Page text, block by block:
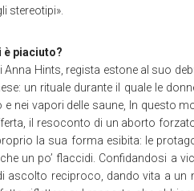
stereotipi».
è piaciuto?
Anna Hints, regista estone al suo
un rituale durante il quale le
nei vapori delle saune, In questo
il resoconto di un aborto
la sua forma esibita: le
un po’ flaccidi. Confidandosi a
reciproco, dando vita a un